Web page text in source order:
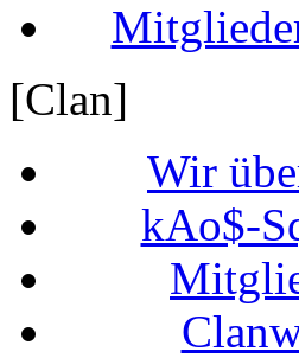
[Clan]
Wir
kAo$-